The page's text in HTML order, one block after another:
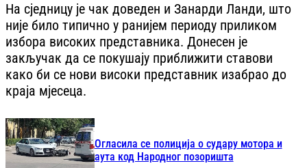
На сједницу је чак доведен и Занарди Ланди, што
није било типично у ранијем периоду приликом
избора високих представника. Донесен је
закључак да се покушају приближити ставови
како би се нови високи представник изабрао до
краја мјесеца.
Огласила се полиција о судару мотора и
аута код Народног позоришта